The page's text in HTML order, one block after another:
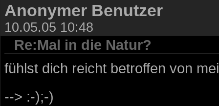
Anonymer Benutzer
10.05.05 10:48
Re:Mal in die Natur?
fühlst dich reicht betroffen von
--> :-);-)